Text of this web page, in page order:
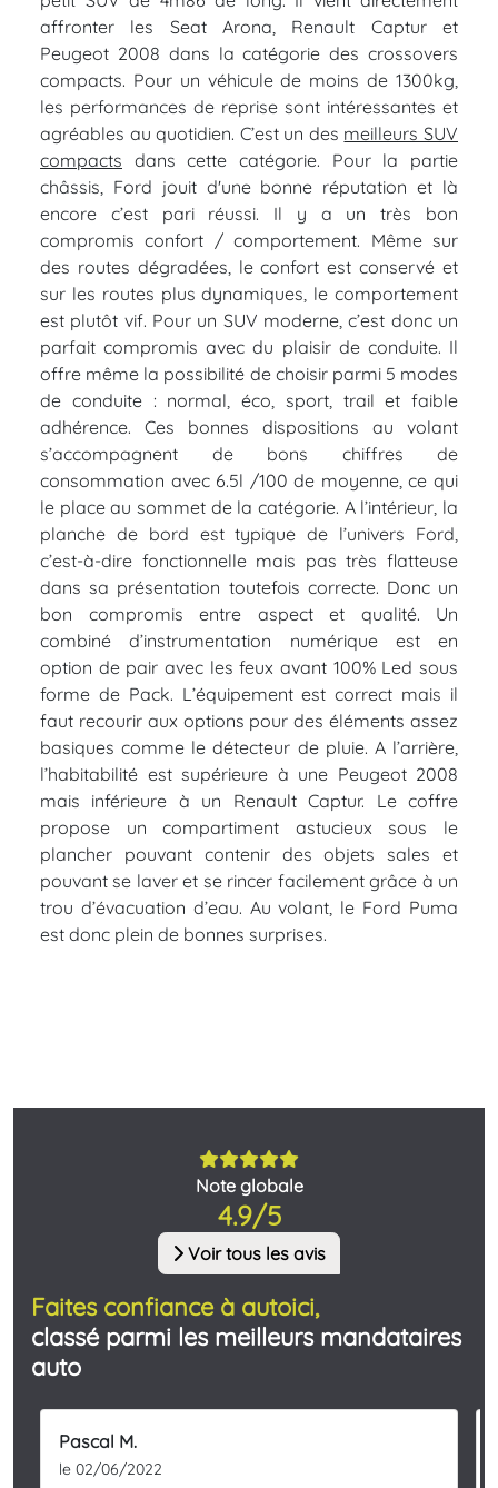
affronter les Seat Arona, Renault Captur et
Peugeot 2008 dans la catégorie des crossovers
compacts. Pour un véhicule de moins de 1300kg,
les performances de reprise sont intéressantes et
agréables au quotidien. C’est un des meilleurs SUV
compacts dans cette catégorie. Pour la partie
châssis, Ford jouit d'une bonne réputation et là
encore c’est pari réussi. Il y a un très bon
compromis confort / comportement. Même sur
des routes dégradées, le confort est conservé et
sur les routes plus dynamiques, le comportement
est plutôt vif. Pour un SUV moderne, c’est donc un
parfait compromis avec du plaisir de conduite. Il
offre même la possibilité de choisir parmi 5 modes
de conduite : normal, éco, sport, trail et faible
adhérence. Ces bonnes dispositions au volant
s’accompagnent de bons chiffres de
consommation avec 6.5l /100 de moyenne, ce qui
le place au sommet de la catégorie. A l’intérieur, la
planche de bord est typique de l’univers Ford,
c’est-à-dire fonctionnelle mais pas très flatteuse
dans sa présentation toutefois correcte. Donc un
bon compromis entre aspect et qualité. Un
combiné d’instrumentation numérique est en
option de pair avec les feux avant 100% Led sous
forme de Pack. L’équipement est correct mais il
faut recourir aux options pour des éléments assez
basiques comme le détecteur de pluie. A l’arrière,
l’habitabilité est supérieure à une Peugeot 2008
mais inférieure à un Renault Captur. Le coffre
propose un compartiment astucieux sous le
plancher pouvant contenir des objets sales et
pouvant se laver et se rincer facilement grâce à un
trou d’évacuation d’eau. Au volant, le Ford Puma
est donc plein de bonnes surprises.
Note globale
4.9/5
Voir tous les avis
Faites confiance à autoici,
classé parmi les meilleurs mandataires
auto
Pascal M.
le 02/06/2022